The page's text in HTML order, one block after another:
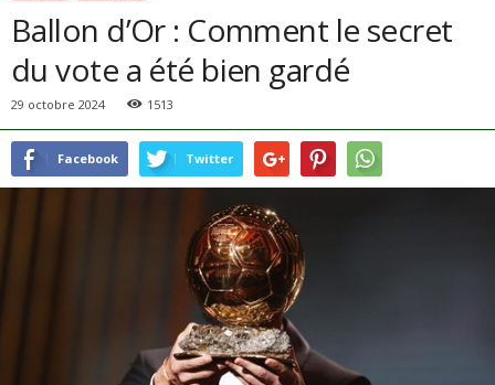
Ballon d’Or : Comment le secret
du vote a été bien gardé
29 octobre 2024 1513
Facebook Twitter